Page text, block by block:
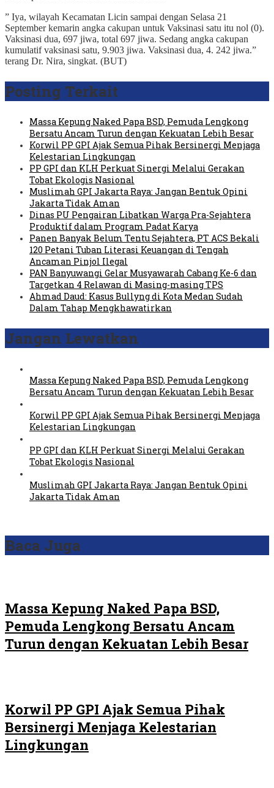
” Iya, wilayah Kecamatan Licin sampai dengan Selasa 21
September kemarin angka cakupan untuk Vaksinasi satu itu nol (0).
Vaksinasi dua, 697 jiwa, total 697 jiwa. Sedang angka cakupan
kumulatif vaksinasi satu, 9.903 jiwa. Vaksinasi dua, 4. 242 jiwa.”
terang Dr. Nira, singkat. (BUT)
Posting Terkait
Massa Kepung Naked Papa BSD, Pemuda Lengkong
Bersatu Ancam Turun dengan Kekuatan Lebih Besar
Korwil PP GPI Ajak Semua Pihak Bersinergi Menjaga
Kelestarian Lingkungan
PP GPI dan KLH Perkuat Sinergi Melalui Gerakan
Tobat Ekologis Nasional
Muslimah GPI Jakarta Raya: Jangan Bentuk Opini
Jakarta Tidak Aman
Dinas PU Pengairan Libatkan Warga Pra-Sejahtera
Produktif dalam Program Padat Karya
Panen Banyak Belum Tentu Sejahtera, PT ACS Bekali
120 Petani Tuban Literasi Keuangan di Tengah
Ancaman Pinjol Ilegal
PAN Banyuwangi Gelar Musyawarah Cabang Ke-6 dan
Targetkan 4 Relawan di Masing-masing TPS
Ahmad Daud: Kasus Bullyng di Kota Medan Sudah
Dalam Tahap Mengkhawatirkan
Jangan Lewatkan
Massa Kepung Naked Papa BSD, Pemuda Lengkong
Bersatu Ancam Turun dengan Kekuatan Lebih Besar
Korwil PP GPI Ajak Semua Pihak Bersinergi Menjaga
Kelestarian Lingkungan
PP GPI dan KLH Perkuat Sinergi Melalui Gerakan
Tobat Ekologis Nasional
Muslimah GPI Jakarta Raya: Jangan Bentuk Opini
Jakarta Tidak Aman
Baca Juga
Massa Kepung Naked Papa BSD,
Pemuda Lengkong Bersatu Ancam
Turun dengan Kekuatan Lebih Besar
Korwil PP GPI Ajak Semua Pihak
Bersinergi Menjaga Kelestarian
Lingkungan